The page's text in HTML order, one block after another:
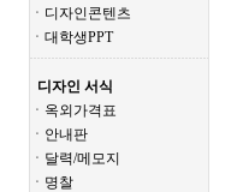
ㆍ디자인콘텐츠
ㆍ대학생PPT
디자인 서식
ㆍ옥외가격표
ㆍ안내판
ㆍ달력/메모지
ㆍ명찰